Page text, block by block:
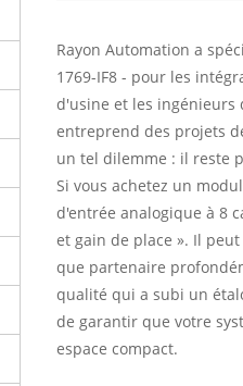
Rayon Automation a
1769-IF8 - pour les
d'usine et les ingénieurs
entreprend des projets
un tel dilemme : il reste
Si vous achetez un
d'entrée analogique à 8
et gain de place ». Il
que partenaire
qualité qui a subi un
de garantir que votre
espace compact.